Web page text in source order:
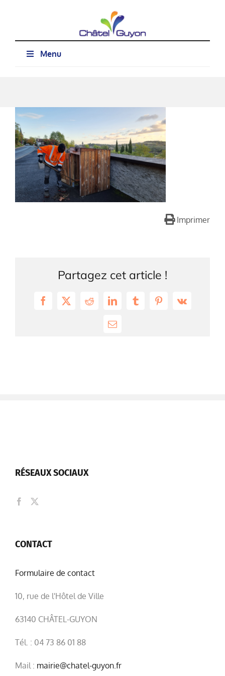
Menu
Imprimer
Partagez cet article !
Facebook
X RedditLinkedInTumblrPinterest
Vk
Email
RÉSEAUX SOCIAUX
CONTACT
Formulaire de contact
10, rue de l'Hôtel de Ville
63140 CHÂTEL-GUYON
Tél. : 04 73 86 01 88
Mail : mairie@chatel-guyon.fr